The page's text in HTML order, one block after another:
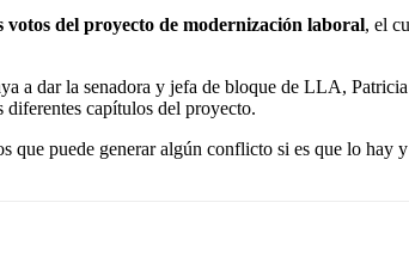
votos del proyecto de modernización laboral, el
a dar la senadora y jefa de bloque de LLA,
diferentes capítulos del proyecto.
puede generar algún conflicto si es que lo hay